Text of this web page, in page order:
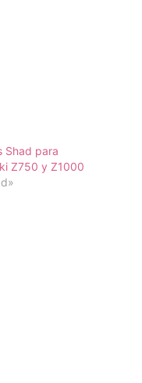
Shad para
Z750 y Z1000